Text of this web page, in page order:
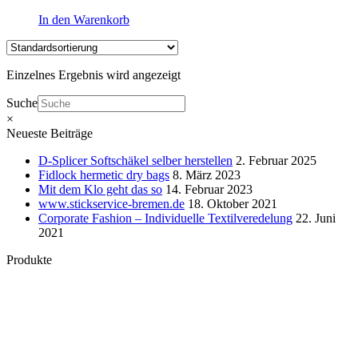
In den Warenkorb
Einzelnes Ergebnis wird angezeigt
Suche
×
Neueste Beiträge
D-Splicer Softschäkel selber herstellen 2. Februar 2025
Fidlock hermetic dry bags 8. März 2023
Mit dem Klo geht das so 14. Februar 2023
www.stickservice-bremen.de 18. Oktober 2021
Corporate Fashion – Individuelle Textilveredelung 22. Juni
2021
Produkte